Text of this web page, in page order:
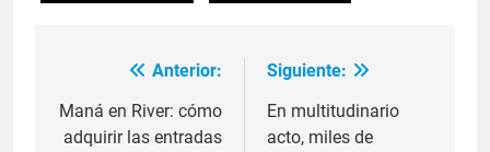
Anterior:
Maná en River: cómo
adquirir las entradas
Siguiente:
En multitudinario
acto, miles de